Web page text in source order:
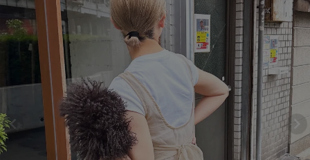
販売タイプ
新着 再入荷 SALE
商品タイプ
ORIGINAL HIT ITEM